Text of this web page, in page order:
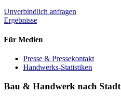
Unverbindlich anfragen
Ergebnisse
Für Medien
Presse & Pressekontakt
Handwerks-Statistiken
Bau & Handwerk nach Stadt